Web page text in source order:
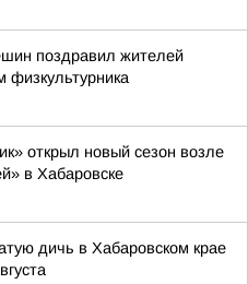
поздравил жителей
физкультурника
открыл новый сезон возле
в Хабаровске
дичь в Хабаровском крае